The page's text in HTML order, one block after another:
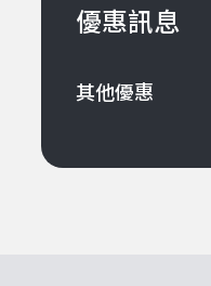
優惠訊息
其他優惠